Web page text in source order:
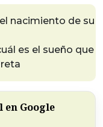
nacimiento de su
es el sueño que
en Google